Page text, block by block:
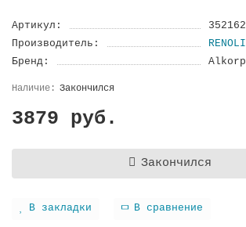
Артикул:
Производитель:
Бренд:
Закончился
3879 руб.
Закончился
В закладки В сравнение